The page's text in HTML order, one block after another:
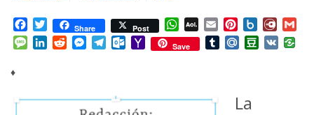
Facebook
TwitterShare Post WhatsApp
AOL
Mail
EmailPinterest
Box.net
Message
LinkedInRedditMessenger
TelegramOutlook.com
YahooSave TumblrMail.RuDouban
VK
♦
La